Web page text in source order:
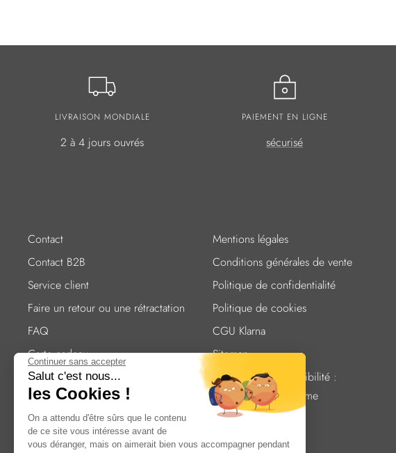
Continuer sans accepter
Salut c'est nous...
les Cookies !
On a attendu d'être sûrs que le contenu
de ce site vous intéresse avant de
vous déranger, mais on aimerait bien vous accompagner pendant
LIVRAISON MONDIALE
2 à 4 jours ouvrés
PAIEMENT EN LIGNE
sécurisé
Contact
Contact B2B
Service client
Faire un retour ou une rétractation
FAQ
Carte cadeau
Entretien des couverts
Expédition
Paiement
Nos adresses
Mentions légales
Conditions générales de vente
Politique de confidentialité
Politique de cookies
CGU Klarna
Sitemap
Déclaration d'accessibilité :
partiellement conforme